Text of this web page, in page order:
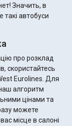
Значить, в
автобуси
про розклад
скористайтесь
Eurolines. Для
алгоритм
цінами та
місце в салоні